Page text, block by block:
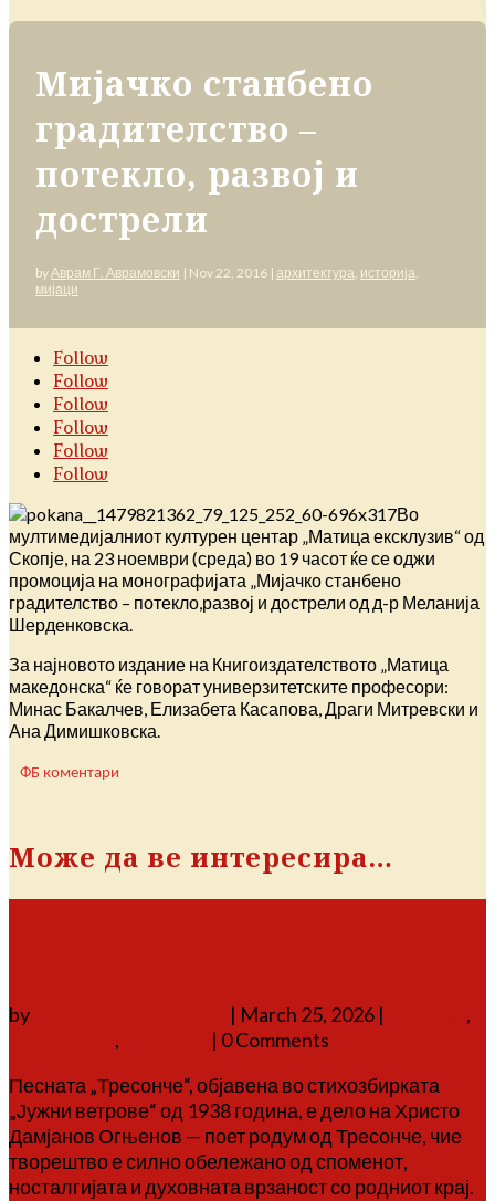
Мијачко станбено
градителство –
потекло, развој и
дострели
byАврам Г. Аврамовски | Nov 22, 2016 | архитектура, историја,
мијаци
Follow
Follow
Follow
Follow
Follow
Follow
Во
мултимедијалниот културен центар „Матица ексклузив“ од
Скопје, на 23 ноември (среда) во 19 часот ќе се оджи
промоција на монографијата „Мијачко станбено
градителство – потекло,развој и дострели од д-р Меланија
Шерденковска.
За најновото издание на Книгоиздателството „Матица
македонска“ ќе говорат универзитетските професори:
Минас Бакалчев, Елизабета Касапова, Драги Митревски и
Ана Димишковска.
ФБ коментари
Може да ве интересира…
by | March 25, 2026 |
,
,
| 0 Comments
Песната „Тресонче“, објавена во стихозбирката
„Јужни ветрове“ од 1938 година, е дело на Христо
Дамјанов Огњенов — поет родум од Тресонче, чие
творештво е силно обележано од споменот,
носталгијата и духовната врзаност со родниот крај.